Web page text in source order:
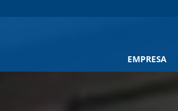
EMPRESA